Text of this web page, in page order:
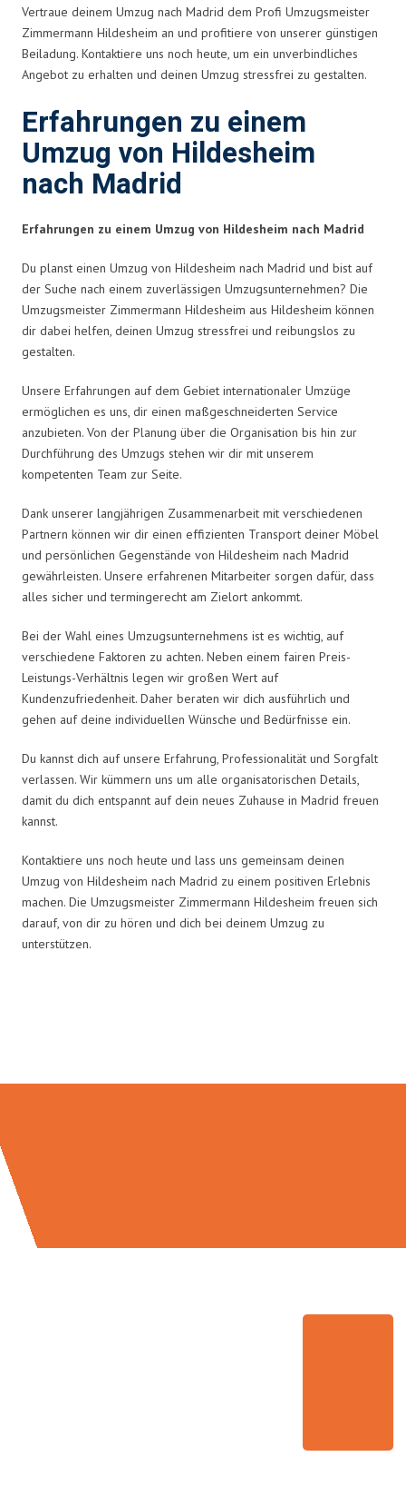
Vertraue deinem Umzug nach Madrid dem Profi Umzugsmeister
Zimmermann Hildesheim an und profitiere von unserer günstigen
Beiladung. Kontaktiere uns noch heute, um ein unverbindliches
Angebot zu erhalten und deinen Umzug stressfrei zu gestalten.
Erfahrungen zu einem
Umzug von Hildesheim
nach Madrid
Erfahrungen zu einem Umzug von Hildesheim nach Madrid
Du planst einen Umzug von Hildesheim nach Madrid und bist auf
der Suche nach einem zuverlässigen Umzugsunternehmen? Die
Umzugsmeister Zimmermann Hildesheim aus Hildesheim können
dir dabei helfen, deinen Umzug stressfrei und reibungslos zu
gestalten.
Unsere Erfahrungen auf dem Gebiet internationaler Umzüge
ermöglichen es uns, dir einen maßgeschneiderten Service
anzubieten. Von der Planung über die Organisation bis hin zur
Durchführung des Umzugs stehen wir dir mit unserem
kompetenten Team zur Seite.
Dank unserer langjährigen Zusammenarbeit mit verschiedenen
Partnern können wir dir einen effizienten Transport deiner Möbel
und persönlichen Gegenstände von Hildesheim nach Madrid
gewährleisten. Unsere erfahrenen Mitarbeiter sorgen dafür, dass
alles sicher und termingerecht am Zielort ankommt.
Bei der Wahl eines Umzugsunternehmens ist es wichtig, auf
verschiedene Faktoren zu achten. Neben einem fairen Preis-
Leistungs-Verhältnis legen wir großen Wert auf
Kundenzufriedenheit. Daher beraten wir dich ausführlich und
gehen auf deine individuellen Wünsche und Bedürfnisse ein.
Du kannst dich auf unsere Erfahrung, Professionalität und Sorgfalt
verlassen. Wir kümmern uns um alle organisatorischen Details,
damit du dich entspannt auf dein neues Zuhause in Madrid freuen
kannst.
Kontaktiere uns noch heute und lass uns gemeinsam deinen
Umzug von Hildesheim nach Madrid zu einem positiven Erlebnis
machen. Die Umzugsmeister Zimmermann Hildesheim freuen sich
darauf, von dir zu hören und dich bei deinem Umzug zu
unterstützen.